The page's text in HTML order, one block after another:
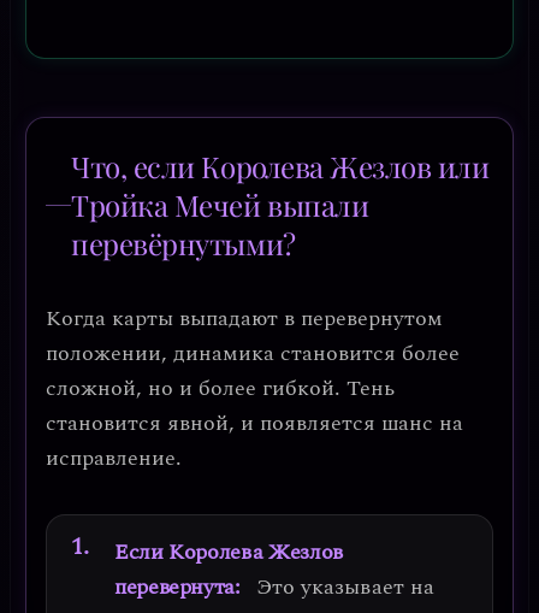
Что, если Королева Жезлов или
Тройка Мечей выпали
перевёрнутыми?
Когда карты выпадают в перевернутом
положении, динамика становится более
сложной, но и более гибкой. Тень
становится явной, и появляется шанс на
исправление.
Если Королева Жезлов
перевернута: Это указывает на